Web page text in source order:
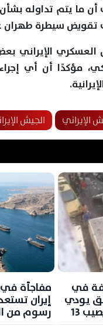
أن ما يتم تداوله
تقويض سيطرة طهران
العسكري الإيراني
مؤكدًا أن أي
الإيراني الجيش
في
يودي
بحياة شخصين ويصيب 13
مفاجأة
إيران
رسوم من